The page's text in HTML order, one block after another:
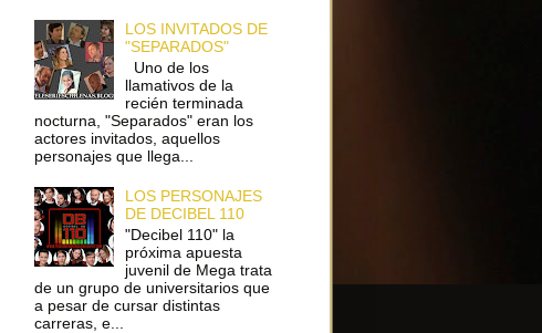
LOS INVITADOS DE
"SEPARADOS"
Uno de los
llamativos de la
recién terminada
nocturna, "Separados" eran los
actores invitados, aquellos
personajes que llega...
LOS PERSONAJES
DE DECIBEL 110
"Decibel 110" la
próxima apuesta
juvenil de Mega trata
de un grupo de universitarios que
a pesar de cursar distintas
carreras, e...